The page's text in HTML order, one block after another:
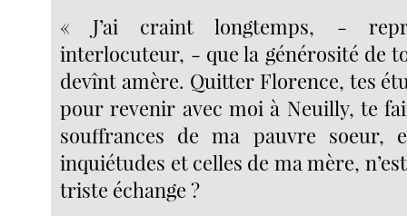
« J’ai craint longtemps, -
interlocuteur, - que la générosité de
devînt amère. Quitter Florence, tes
pour revenir avec moi à Neuilly, te
souffrances de ma pauvre soeur,
inquiétudes et celles de ma mère,
triste échange ?